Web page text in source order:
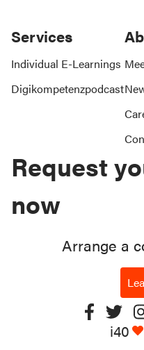
Request
now
Arrange a
i40
Services
Individual E-Learnings
Digikompetenzpodcast